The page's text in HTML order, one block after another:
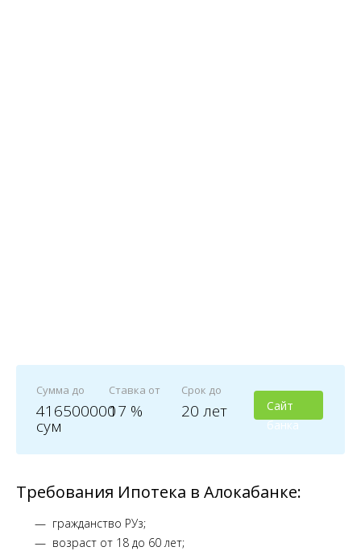
Сумма до
416500000
сум
Ставка от
17 %
Срок до
20 лет
Сайт
банка
Требования Ипотека в Алокабанке:
гражданство РУз;
возраст от 18 до 60 лет;